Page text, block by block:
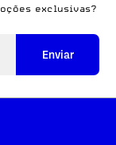
exclusivas?
Enviar